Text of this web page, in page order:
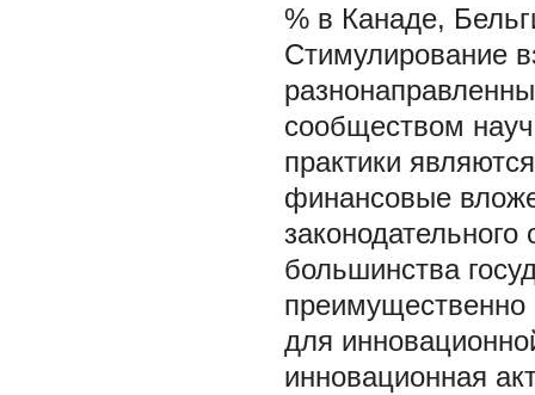
% в Канаде,
Стимулирование
сообществом
практики
финансовые
большинства
преимущественно
для
инновационная